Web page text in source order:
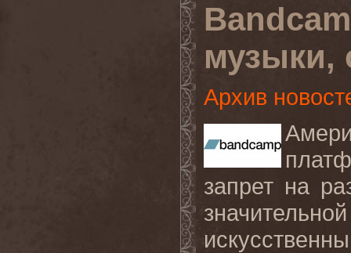
музыки,
Архив
запрет на